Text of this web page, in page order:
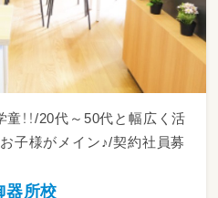
！！/20代～50代と幅広く活
子様がメイン♪/契約社員募
所校